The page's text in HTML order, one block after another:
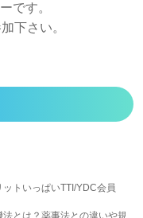
です。
下さい。